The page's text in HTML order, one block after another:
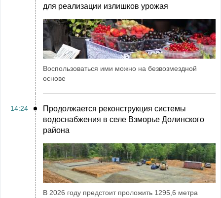
для реализации излишков урожая
Воспользоваться ими можно на безвозмездной
основе
14:24
Продолжается реконструкция системы
водоснабжения в селе Взморье Долинского
района
В 2026 году предстоит проложить 1295,6 метра